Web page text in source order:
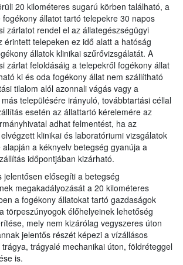
20 kilométeres sugarú körben található, a
állatot tartó telepekre 30 napos
zárlatot rendel el az állategészségügyi
érintett telepeken ez idő alatt a hatóság
állatok klinikai szűrővizsgálatát. A
zárlat feloldásáig a telepekről fogékony állat
ki és oda fogékony állat nem szállítható
tilalom alól azonnali vágás vagy a
településére irányuló, továbbtartási céllal
esetén az állattartó kérelemére az
adhat felmentést, ha az
klinikai és laboratóriumi vizsgálatok
a kéknyelv betegség gyanúja a
időpontjában kizárható.
jelentősen elősegíti a betegség
megakadályozását a 20 kilométeres
a fogékony állatokat tartó gazdaságok
törpeszúnyogok élőhelyeinek lehetőség
mely nem kizárólag vegyszeres úton
jelentős részét képezi a vízállásos
trágyalé mechanikai úton, földréteggel
is.